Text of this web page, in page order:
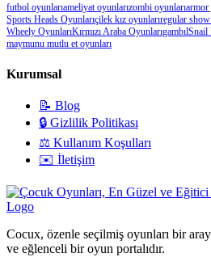
futbol oyunlarıameliyat oyunlarızombi oyunlarıarmor
Sports Heads Oyunlarıçilek kız oyunlarıregular
Wheely OyunlarıKırmızı Araba OyunlarıgambılSnail
maymunu mutlu et oyunları
Kurumsal
📝 Blog
🔒 Gizlilik Politikası
⚖️ Kullanım Koşulları
✉️ İletişim
Cocux, özenle seçilmiş oyunları bir
ve eğlenceli bir oyun portalıdır.